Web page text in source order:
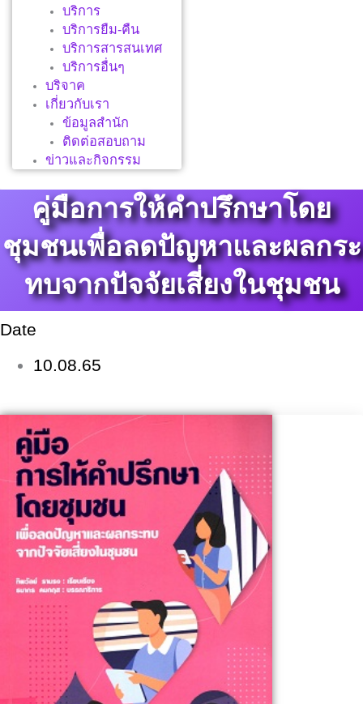
บริการ
บริการยืม-คืน
บริการสารสนเทศ
บริการอื่นๆ
บริจาค
เกี่ยวกับเรา
ข้อมูลสำนัก
ติดต่อสอบถาม
ข่าวและกิจกรรม
คู่มือการให้คำปรึกษาโดย
ชุมชนเพื่อลดปัญหาและผลกระ
ทบจากปัจจัยเสี่ยงในชุมชน
Date
10.08.65